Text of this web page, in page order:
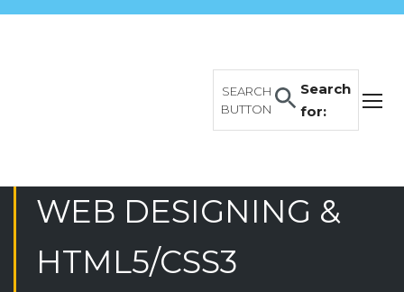
Search
for:
SEARCH
BUTTON
WEB DESIGNING &
HTML5/CSS3